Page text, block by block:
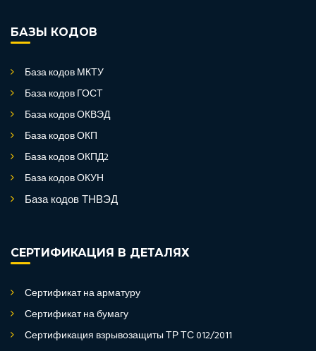
БАЗЫ КОДОВ
База кодов МКТУ
База кодов ГОСТ
База кодов ОКВЭД
База кодов ОКП
База кодов ОКПД2
База кодов ОКУН
База кодов ТНВЭД
СЕРТИФИКАЦИЯ В ДЕТАЛЯХ
Сертификат на арматуру
Сертификат на бумагу
Сертификация взрывозащиты ТР ТС 012/2011